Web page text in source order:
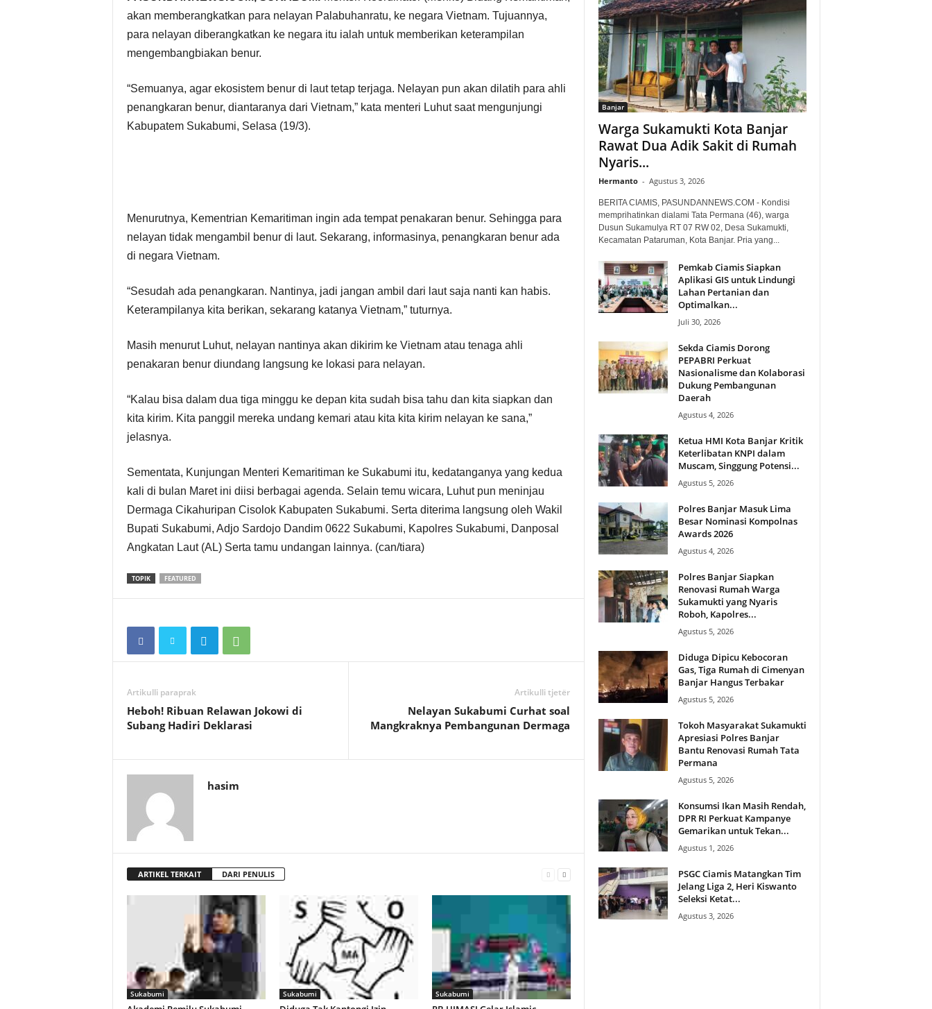
akan memberangkatkan para nelayan Palabuhanratu, ke negara Vietnam. Tujuannya,
para nelayan diberangkatkan ke negara itu ialah untuk memberikan keterampilan
mengembangbiakan benur.
“Semuanya, agar ekosistem benur di laut tetap terjaga. Nelayan pun akan dilatih para ahli
penangkaran benur, diantaranya dari Vietnam,” kata menteri Luhut saat mengunjungi
Kabupatem Sukabumi, Selasa (19/3).
Menurutnya, Kementrian Kemaritiman ingin ada tempat penakaran benur. Sehingga para
nelayan tidak mengambil benur di laut. Sekarang, informasinya, penangkaran benur ada
di negara Vietnam.
“Sesudah ada penangkaran. Nantinya, jadi jangan ambil dari laut saja nanti kan habis.
Keterampilanya kita berikan, sekarang katanya Vietnam,” tuturnya.
Masih menurut Luhut, nelayan nantinya akan dikirim ke Vietnam atau tenaga ahli
penakaran benur diundang langsung ke lokasi para nelayan.
“Kalau bisa dalam dua tiga minggu ke depan kita sudah bisa tahu dan kita siapkan dan
kita kirim. Kita panggil mereka undang kemari atau kita kita kirim nelayan ke sana,”
jelasnya.
Sementata, Kunjungan Menteri Kemaritiman ke Sukabumi itu, kedatanganya yang kedua
kali di bulan Maret ini diisi berbagai agenda. Selain temu wicara, Luhut pun meninjau
Dermaga Cikahuripan Cisolok Kabupaten Sukabumi. Serta diterima langsung oleh Wakil
Bupati Sukabumi, Adjo Sardojo Dandim 0622 Sukabumi, Kapolres Sukabumi, Danposal
Angkatan Laut (AL) Serta tamu undangan lainnya. (can/tiara)
TOPIK FEATURED
Artikulli paraprak
Heboh! Ribuan Relawan Jokowi di
Subang Hadiri Deklarasi
Artikulli tjetër
Nelayan Sukabumi Curhat soal
Mangkraknya Pembangunan Dermaga
hasim
ARTIKEL TERKAIT DARI PENULIS
Sukabumi Sukabumi Sukabumi
Banjar
Warga Sukamukti Kota Banjar
Rawat Dua Adik Sakit di Rumah
Nyaris...
Hermanto - Agustus 3, 2026
BERITA CIAMIS, PASUNDANNEWS.COM - Kondisi
memprihatinkan dialami Tata Permana (46), warga
Dusun Sukamulya RT 07 RW 02, Desa Sukamukti,
Kecamatan Pataruman, Kota Banjar. Pria yang...
Pemkab Ciamis Siapkan
Aplikasi GIS untuk Lindungi
Lahan Pertanian dan
Optimalkan...
Juli 30, 2026
Sekda Ciamis Dorong
PEPABRI Perkuat
Nasionalisme dan Kolaborasi
Dukung Pembangunan
Daerah
Agustus 4, 2026
Ketua HMI Kota Banjar Kritik
Keterlibatan KNPI dalam
Muscam, Singgung Potensi...
Agustus 5, 2026
Polres Banjar Masuk Lima
Besar Nominasi Kompolnas
Awards 2026
Agustus 4, 2026
Polres Banjar Siapkan
Renovasi Rumah Warga
Sukamukti yang Nyaris
Roboh, Kapolres...
Agustus 5, 2026
Diduga Dipicu Kebocoran
Gas, Tiga Rumah di Cimenyan
Banjar Hangus Terbakar
Agustus 5, 2026
Tokoh Masyarakat Sukamukti
Apresiasi Polres Banjar
Bantu Renovasi Rumah Tata
Permana
Agustus 5, 2026
Konsumsi Ikan Masih Rendah,
DPR RI Perkuat Kampanye
Gemarikan untuk Tekan...
Agustus 1, 2026
PSGC Ciamis Matangkan Tim
Jelang Liga 2, Heri Kiswanto
Seleksi Ketat...
Agustus 3, 2026